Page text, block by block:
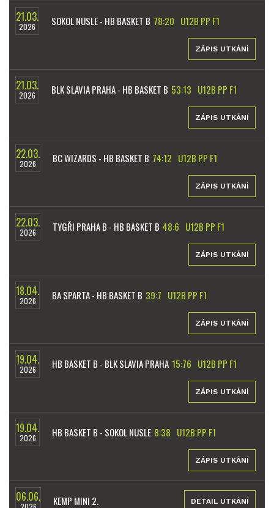
21.03.
2026 SOKOL NUSLE - HB BASKET B 78:20 U12B PP F1
ZÁPIS UTKÁNÍ
21.03.
2026 BLK SLAVIA PRAHA - HB BASKET B 53:13 U12B PP F1
ZÁPIS UTKÁNÍ
22.03.
2026 BC WIZARDS - HB BASKET B 74:12 U12B PP F1
ZÁPIS UTKÁNÍ
22.03.
2026 TYGŘI PRAHA B - HB BASKET B 48:6 U12B PP F1
ZÁPIS UTKÁNÍ
18.04.
2026 BA SPARTA - HB BASKET B 39:7 U12B PP F1
ZÁPIS UTKÁNÍ
19.04.
2026 HB BASKET B - BLK SLAVIA PRAHA 15:76 U12B PP F1
ZÁPIS UTKÁNÍ
19.04.
2026 HB BASKET B - SOKOL NUSLE 8:38 U12B PP F1
ZÁPIS UTKÁNÍ
06.06. KEMP MINI 2. DETAIL UTKÁNÍ